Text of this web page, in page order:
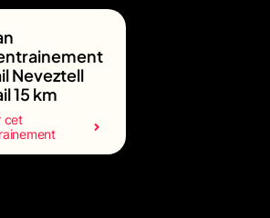
Neveztell
15 km
cet